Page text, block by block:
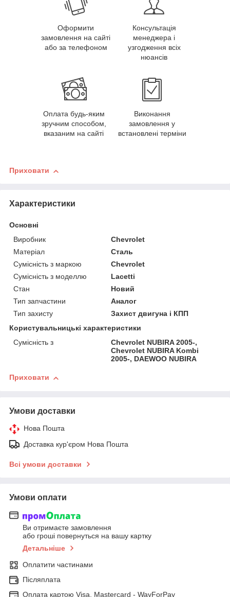
Оформити
замовлення на сайті
або за телефоном
Консультація
менеджера і
узгодження всіх
нюансів
Оплата будь-яким
зручним способом,
вказаним на сайті
Виконання
замовлення у
встановлені терміни
Приховати
Характеристики
Основні
Виробник
Chevrolet
Матеріал
Сталь
Сумісність з маркою
Chevrolet
Сумісність з моделлю
Lacetti
Стан
Новий
Тип запчастини
Аналог
Тип захисту
Захист двигуна і КПП
Користувальницькі характеристики
Сумісність з
Chevrolet NUBIRA 2005-,
Chevrolet NUBIRA Kombi
2005-, DAEWOO NUBIRA
Приховати
Умови доставки
Нова Пошта
Доставка кур'єром Нова Пошта
Всі умови доставки
Умови оплати
Ви отримаєте замовлення
або гроші повернуться на вашу картку
Детальніше
Оплатити частинами
Післяплата
Оплата картою Visa, Mastercard - WayForPay